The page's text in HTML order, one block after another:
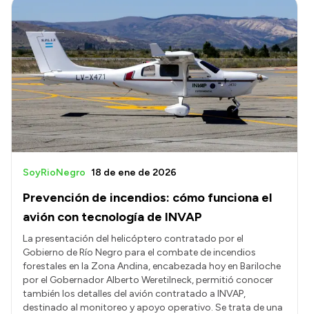
Prevención de incendios: cómo funciona el
avión con tecnología de INVAP
SoyRioNegro 18 de ene de 2026
La presentación del helicóptero contratado por el
Gobierno de Río Negro para el combate de incendios
forestales en la Zona Andina, encabezada hoy en Bariloche
por el Gobernador Alberto Weretilneck, permitió conocer
también los detalles del avión contratado a INVAP,
destinado al monitoreo y apoyo operativo. Se trata de una